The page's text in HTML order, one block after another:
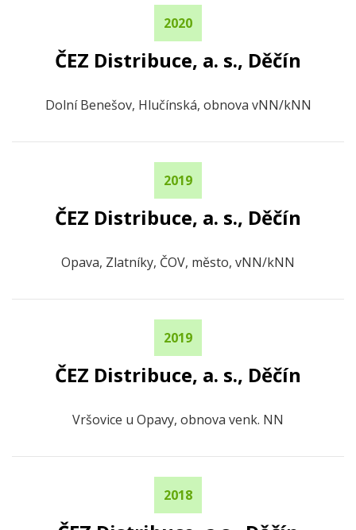
2020
ČEZ Distribuce, a. s., Děčín
Dolní Benešov, Hlučínská, obnova vNN/kNN
2019
ČEZ Distribuce, a. s., Děčín
Opava, Zlatníky, ČOV, město, vNN/kNN
2019
ČEZ Distribuce, a. s., Děčín
Vršovice u Opavy, obnova venk. NN
2018